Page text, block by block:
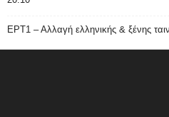
ΕΡΤ1 – Αλλαγή ελληνικής & ξένης